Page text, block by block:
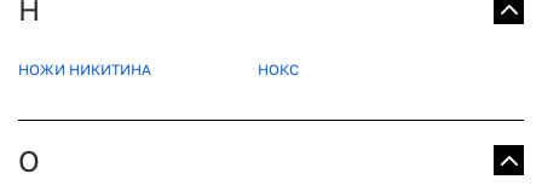
Н
НОЖИ НИКИТИНА НОКС
О